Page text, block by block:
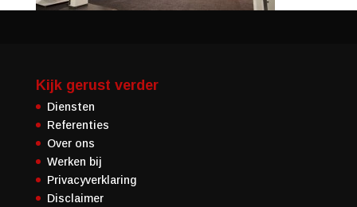
Kijk gerust verder
Diensten
Referenties
Over ons
Werken bij
Privacyverklaring
Disclaimer